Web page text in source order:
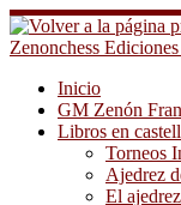
Saltar
al
contenido
Zenonchess Ediciones
Inicio
GM Zenón
Libros en
Torneos
Ajedrez
El